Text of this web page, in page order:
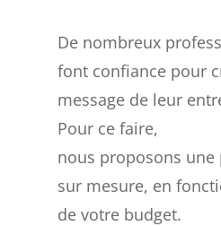
De nombreux
font confiance pour
message de leur
Pour ce faire,
nous proposons une
sur mesure, en
de votre budget.